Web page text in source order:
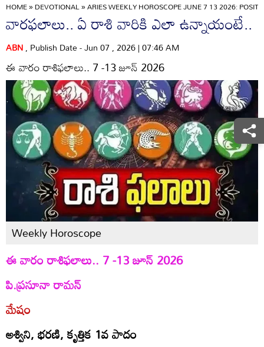
HOME»DEVOTIONAL»ARIES WEEKLY HOROSCOPE JUNE 7 13 2026:
వారఫలాలు.. ఏ రాశి వారికి ఎలా ఉన్నాయంటే..
ABN, Publish Date - Jun 07 , 2026 | 07:46 AM
ఈ వారం రాశిఫలాలు.. 7 -13 జూన్‌ 2026
Weekly Horoscope
ఈ వారం రాశిఫలాలు.. 7 -13 జూన్‌ 2026
పి.ప్రసూనా రామన్‌
మేషం
అశ్విని, భరణి, కృత్తిక 1వ పాదం